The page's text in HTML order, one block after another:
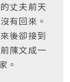
丈夫前天
有回來。
後卻接到
陳文成一
。